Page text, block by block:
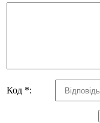
Код *: